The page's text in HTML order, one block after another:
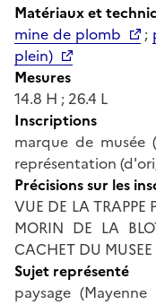
Matériaux et
mine de plomb
;
plein)
Mesures
14.8 H ; 26.4 L
Inscriptions
marque de musée
représentation
Précisions sur les
VUE DE LA TRAPPE
MORIN DE LA
CACHET DU
Sujet représenté
paysage